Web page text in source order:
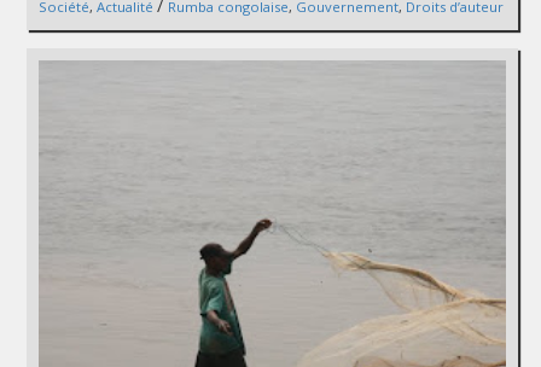
Société, Actualité / Rumba congolaise, Gouvernement, Droits d’auteur